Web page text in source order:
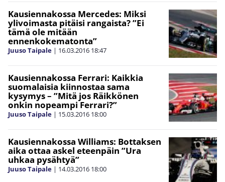
Kausiennakossa Mercedes: Miksi
ylivoimasta pitäisi rangaista? ”Ei
tämä ole mitään
ennenkokematonta”
Juuso Taipale | 16.03.2016 18:47
Kausiennakossa Ferrari: Kaikkia
suomalaisia kiinnostaa sama
kysymys – ”Mitä jos Räikkönen
onkin nopeampi Ferrari?”
Juuso Taipale | 15.03.2016 18:00
Kausiennakossa Williams: Bottaksen
aika ottaa askel eteenpäin ”Ura
uhkaa pysähtyä”
Juuso Taipale | 14.03.2016 18:00